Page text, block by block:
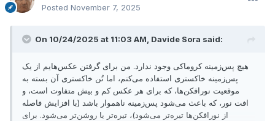
Posted November 7, 2025
On 10/24/2025 at 11:03 AM, Davide Sora said:
هیچ پس‌زمینه کروماکی وجود ندارد. من برای گرفتن عکس‌هایم از یک
پس‌زمینه خاکستری استفاده می‌کنم، اما تُن خاکستری آن بسته به
موقعیت نورافکن‌ها، که برای هر عکس کم و بیش متفاوت است، و
افت نور، که باعث می‌شود پس‌زمینه ناهموار باشد (با افزایش فاصله
از نورافکن‌ها تیره‌تر می‌شود)، تیره‌تر یا روشن‌تر می‌شود. برای